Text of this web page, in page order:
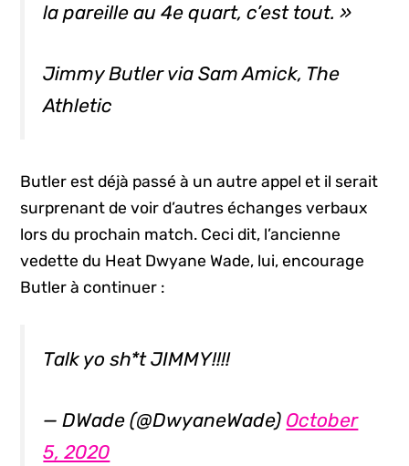
la pareille au 4e quart, c’est tout. »
Jimmy Butler via Sam Amick, The
Athletic
Butler est déjà passé à un autre appel et il serait
surprenant de voir d’autres échanges verbaux
lors du prochain match. Ceci dit, l’ancienne
vedette du Heat Dwyane Wade, lui, encourage
Butler à continuer :
Talk yo sh*t JIMMY!!!!
— DWade (@DwyaneWade) October
5, 2020